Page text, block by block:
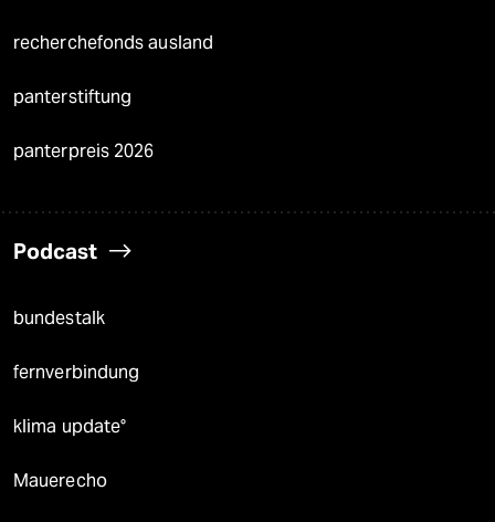
recherchefonds ausland
panterstiftung
panterpreis 2026
Podcast
bundestalk
fernverbindung
klima update°
Mauerecho